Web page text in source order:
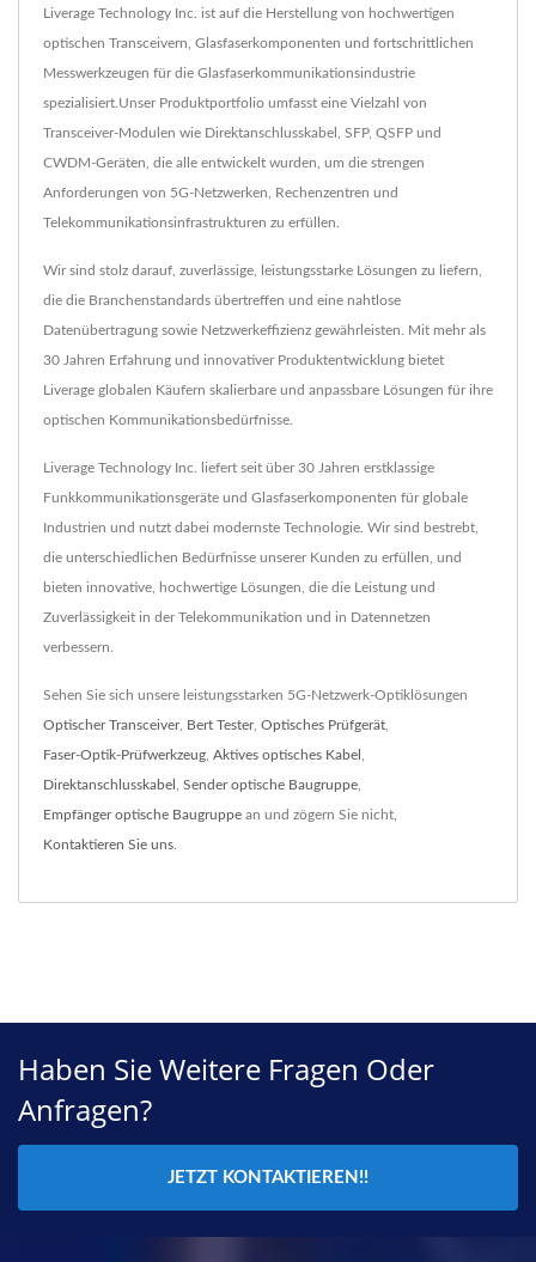
Liverage Technology Inc. ist auf die Herstellung von hochwertigen
optischen Transceivern, Glasfaserkomponenten und fortschrittlichen
Messwerkzeugen für die Glasfaserkommunikationsindustrie
spezialisiert.Unser Produktportfolio umfasst eine Vielzahl von
Transceiver-Modulen wie Direktanschlusskabel, SFP, QSFP und
CWDM-Geräten, die alle entwickelt wurden, um die strengen
Anforderungen von 5G-Netzwerken, Rechenzentren und
Telekommunikationsinfrastrukturen zu erfüllen.
Wir sind stolz darauf, zuverlässige, leistungsstarke Lösungen zu liefern,
die die Branchenstandards übertreffen und eine nahtlose
Datenübertragung sowie Netzwerkeffizienz gewährleisten. Mit mehr als
30 Jahren Erfahrung und innovativer Produktentwicklung bietet
Liverage globalen Käufern skalierbare und anpassbare Lösungen für ihre
optischen Kommunikationsbedürfnisse.
Liverage Technology Inc. liefert seit über 30 Jahren erstklassige
Funkkommunikationsgeräte und Glasfaserkomponenten für globale
Industrien und nutzt dabei modernste Technologie. Wir sind bestrebt,
die unterschiedlichen Bedürfnisse unserer Kunden zu erfüllen, und
bieten innovative, hochwertige Lösungen, die die Leistung und
Zuverlässigkeit in der Telekommunikation und in Datennetzen
verbessern.
Sehen Sie sich unsere leistungsstarken 5G-Netzwerk-Optiklösungen
Optischer Transceiver, Bert Tester, Optisches Prüfgerät
Faser-Optik-Prüfwerkzeug Aktives optisches Kabel
Direktanschlusskabel Sender optische Baugruppe
Empfänger optische Baugruppe an und zögern Sie nicht,
Kontaktieren Sie uns
Haben Sie Weitere Fragen Oder
Anfragen?
JETZT KONTAKTIEREN!!